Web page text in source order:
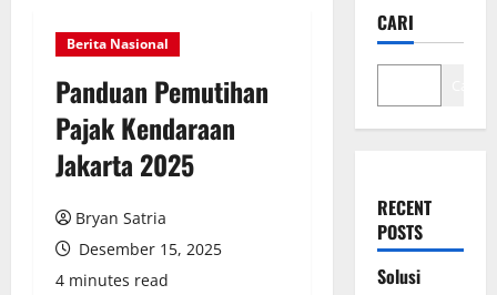
Berita Nasional
Panduan Pemutihan
Pajak Kendaraan
Jakarta 2025
Bryan Satria
Desember 15, 2025
4 minutes read
CARI
RECENT
POSTS
Solusi